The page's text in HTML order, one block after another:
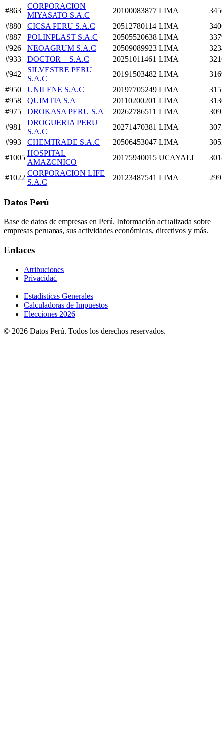
#863
CORPORACION
MIYASATO S.A.C
20100083877 LIMA
#880
CICSA PERU S.A.C 20512780114 LIMA
#887
POLINPLAST S.A.C 20505520638 LIMA
#926
NEOAGRUM S.A.C 20509089923 LIMA
#933
DOCTOR + S.A.C 20251011461 LIMA
#942
SILVESTRE PERU
S.A.C
20191503482 LIMA
#950
UNILENE S.A.C 20197705249 LIMA
#958
QUIMTIA S.A 20110200201 LIMA
#975
DROKASA PERU S.A 20262786511 LIMA
#981
DROGUERIA PERU
S.A.C
20271470381 LIMA
#993
CHEMTRADE S.A.C 20506453047 LIMA
#1005
HOSPITAL
AMAZONICO
20175940015 UCAYALI
#1022
CORPORACION LIFE
S.A.C
20123487541 LIMA
Datos Perú
Base de datos de empresas en Perú. Información actualizada sobre
empresas peruanas, sus actividades económicas, directivos y más.
Enlaces
Atribuciones
Privacidad
Estadisticas Generales
Calculadoras de Impuestos
Elecciones 2026
© 2026 Datos Perú. Todos los derechos reservados.